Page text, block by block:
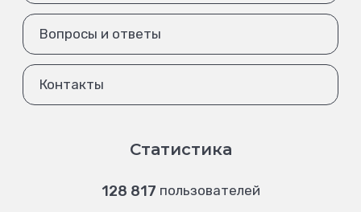
Вопросы и ответы
Контакты
Статистика
128 817 пользователей